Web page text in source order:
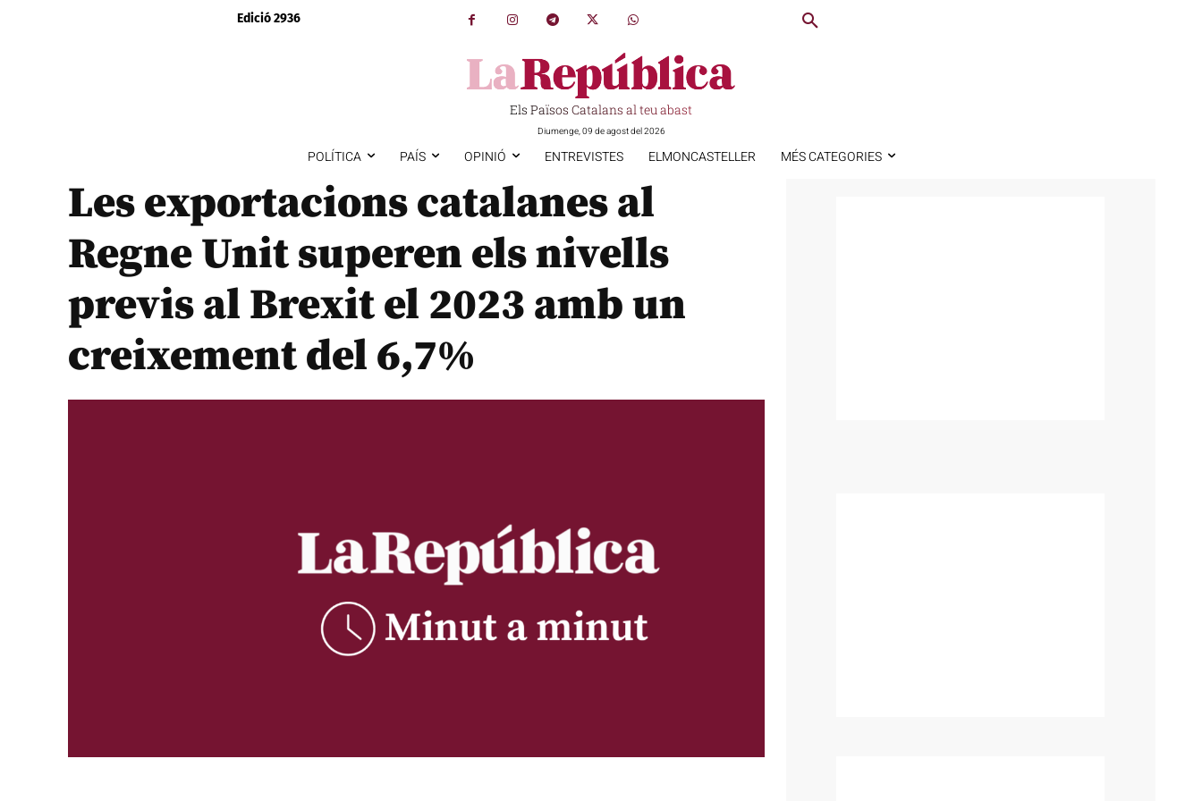
Edició 2936
Els Països Catalans al teu abast
Diumenge, 09 de agost del 2026
POLÍTICA PAÍS OPINIÓ ENTREVISTES ELMONCASTELLER MÉS CATEGORIES
Les exportacions catalanes al
Regne Unit superen els nivells
previs al Brexit el 2023 amb un
creixement del 6,7%